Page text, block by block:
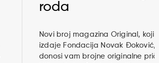
roda
Novi broj magazina Original, koji
izdaje Fondacija Novak Đoković,
donosi vam brojne originalne priče